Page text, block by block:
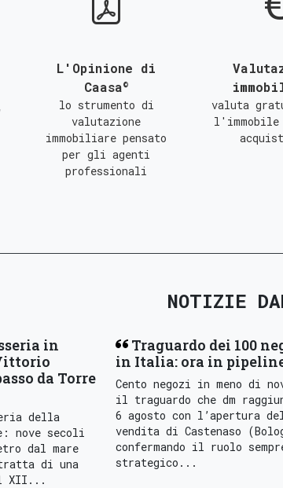
L'Opinione di
Caasa©
lo strumento di
valutazione
immobiliare pensato
per gli agenti
professionali
valuta
l'immobile
NOTIZIE
in
da Torre
della
nove secoli
dal mare
di una
XII...
Traguardo dei 100
in Italia: ora in
Cento negozi in meno di
il traguardo che dm
6 agosto con l’apertura
vendita di Castenaso
confermando il ruolo
strategico...